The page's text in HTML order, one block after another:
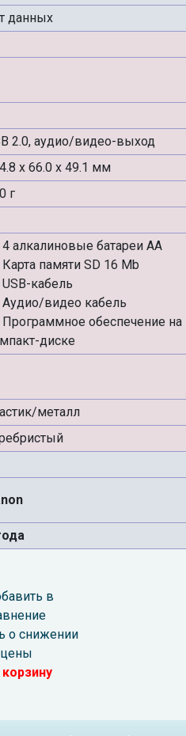
данных
2.0, аудио/видео-выход
x 66.0 x 49.1 мм
г
4 алкалиновые батареи АА
Карта памяти SD 16 Mb
USB-кабель
Аудио/видео кабель
Программное обеспечение на
диске
металл
в
о снижении
цены
корзину